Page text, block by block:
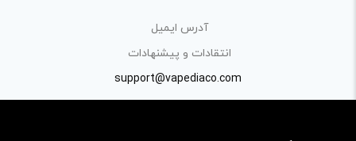
در نظر داشته باشید هدف نهایی از ارائه‌ی نظر درباره‌ی کالا
ارائه‌ی اطلاعات مشخص و دقیق برای راهنمایی سایر کاربران در
فرآیند خرید یک محصول توسط ایشان است.
آدرس ایمیل
انتقادات و پیشنهادات
support@vapediaco.com